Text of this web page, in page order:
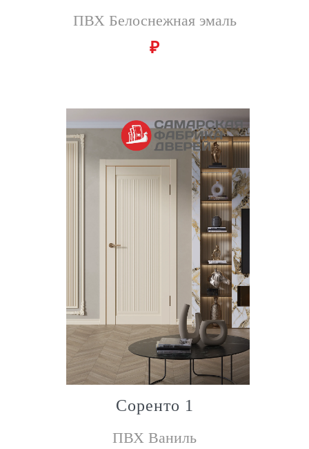
ПВХ Белоснежная эмаль
₽
Соренто 1
ПВХ Ваниль